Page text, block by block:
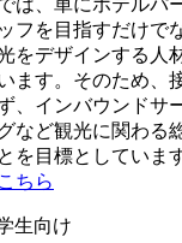
は、単にホテルパ
フを目指すだけで
をデザインする人
ます。そのため、
、インバウンドサ
など観光に関わる
を目標としています
ちら
生向け